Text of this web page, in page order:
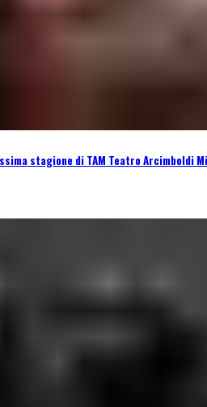
stagione di TAM Teatro Arcimboldi